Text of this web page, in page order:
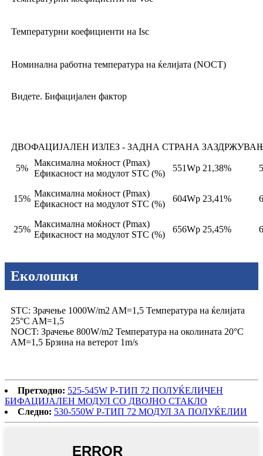
Температурни коефициенти на Isc
Номинална работна температура на ќелијата (NOCT)
Видете. Бифацијален фактор
ДВОФАЦИЈАЛЕН ИЗЛЕЗ - ЗАДНА СТРАНА
5%
Максимална моќност (Pmax)
Ефикасност на модулот STC (%)
551Wp 21,38%
15%
Максимална моќност (Pmax)
Ефикасност на модулот STC (%)
604Wp 23,41%
25%
Максимална моќност (Pmax)
Ефикасност на модулот STC (%)
656Wp 25,45%
Еколошки
STC: Зрачење 1000W/m2 AM=1,5 Температура на ќелијата
25°C AM=1,5
NOCT: Зрачење 800W/m2 Температура на околината 20°C
AM=1,5 Брзина на ветерот 1m/s
Претходно: 525-545W P-ТИП 72 ПОЛУЌЕЛИЧЕН
БИФАЦИЈАЛЕН МОДУЛ СО ДВОЈНО СТАКЛО
Следно: 530-550W P-ТИП 72 МОДУЛ ЗА ПОЛУЌЕЛИИ